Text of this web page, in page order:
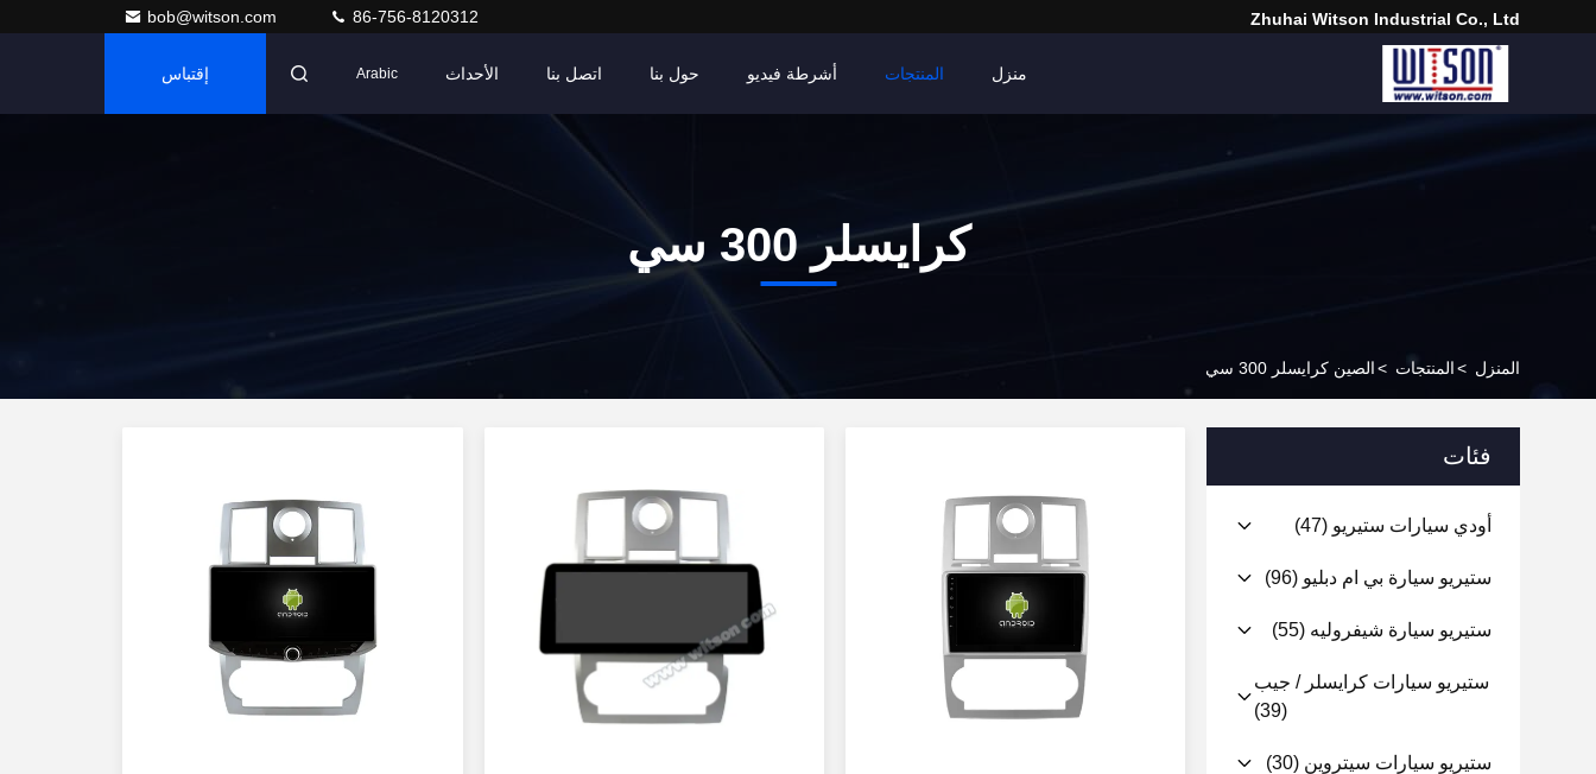
Zhuhai Witson Industrial Co., Ltd
bob@witson.com 86-756-8120312
منزل المنتجات أشرطة فيديو حول بنا اتصل بنا الأحداث Arabic إقتباس
كرايسلر 300 سي
المنزل >المنتجات >الصين كرايسلر 300 سي
فئات
أودي سيارات ستيريو (47)
ستيريو سيارة بي ام دبليو (96)
ستيريو سيارة شيفروليه (55)
ستيريو سيارات كرايسلر / جيب
(39)
ستيريو سيارات سيتروين (30)